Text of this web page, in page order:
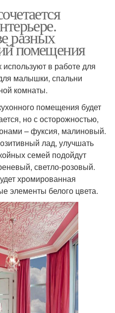
разных
помещения
в работе для
малышки, спальни
комнаты.
помещения будет
но с осторожностью,
– фуксия, малиновый.
лад, улучшать
семей подойдут
светло-розовый.
хромированная
элементы белого цвета.